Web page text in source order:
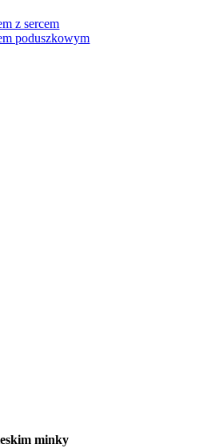
z sercem
poduszkowym
minky